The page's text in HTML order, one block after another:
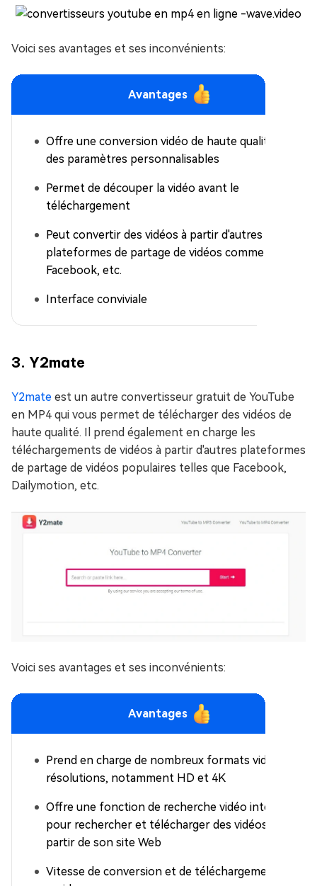
Voici ses avantages et ses inconvénients:
Avantages
Offre une conversion vidéo de haute qualité avec
des paramètres personnalisables
Permet de découper la vidéo avant le
téléchargement
Peut convertir des vidéos à partir d'autres
plateformes de partage de vidéos comme Vimeo,
Facebook, etc.
Interface conviviale
3. Y2mate
Y2mate est un autre convertisseur gratuit de YouTube
en MP4 qui vous permet de télécharger des vidéos de
haute qualité. Il prend également en charge les
téléchargements de vidéos à partir d'autres plateformes
de partage de vidéos populaires telles que Facebook,
Dailymotion, etc.
Voici ses avantages et ses inconvénients:
Avantages
Prend en charge de nombreux formats vidéo et
résolutions, notamment HD et 4K
Offre une fonction de recherche vidéo intégrée
pour rechercher et télécharger des vidéos à
partir de son site Web
Vitesse de conversion et de téléchargement